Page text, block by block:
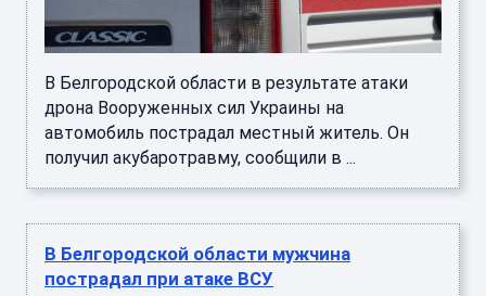
В Белгородской области в результате атаки
дрона Вооруженных сил Украины на
автомобиль пострадал местный житель. Он
получил акубаротравму, сообщили в ...
В Белгородской области мужчина
пострадал при атаке ВСУ